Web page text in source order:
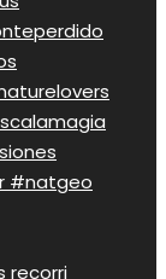
recorri